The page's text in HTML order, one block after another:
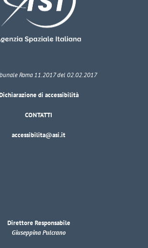
Roma 11.2017 del 02.02.2017
di accessibilità
CONTATTI
accessibilita@asi.it
Direttore Responsabile
Giuseppina Pulcrano